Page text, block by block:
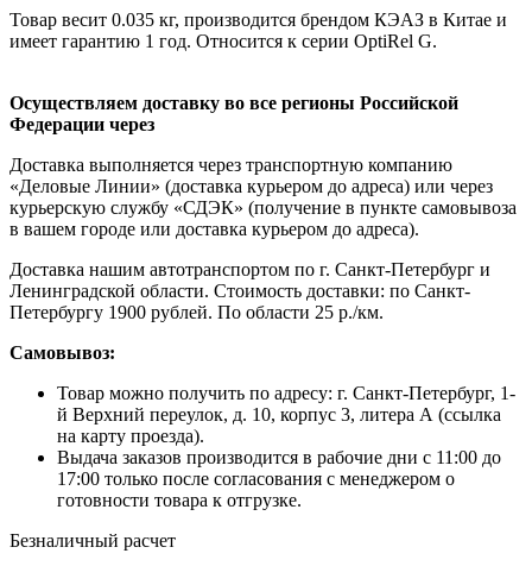
Товар весит 0.035 кг, производится брендом КЭАЗ в Китае и
имеет гарантию 1 год. Относится к серии OptiRel G.
Осуществляем доставку во все регионы Российской
Федерации через
Доставка выполняется через транспортную компанию
«Деловые Линии» (доставка курьером до адреса) или через
курьерскую службу «СДЭК» (получение в пункте самовывоза
в вашем городе или доставка курьером до адреса).
Доставка нашим автотранспортом по г. Санкт-Петербург и
Ленинградской области. Стоимость доставки: по Санкт-
Петербургу 1900 рублей. По области 25 р./км.
Самовывоз:
Товар можно получить по адресу: г. Санкт-Петербург, 1-
й Верхний переулок, д. 10, корпус 3, литера А (ссылка
на карту проезда).
Выдача заказов производится в рабочие дни с 11:00 до
17:00 только после согласования с менеджером о
готовности товара к отгрузке.
Безналичный расчет